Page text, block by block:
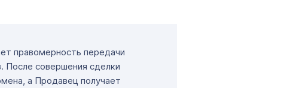
правомерность передачи
После совершения сделки
а Продавец получает